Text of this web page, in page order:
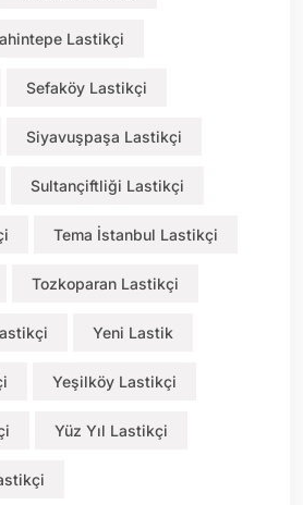
Lastikçi
Sefaköy Lastikçi
Siyavuşpaşa Lastikçi
Sultançiftliği Lastikçi
Tema İstanbul Lastikçi
Tozkoparan Lastikçi
Yeni Lastik
Yeşilköy Lastikçi
Yüz Yıl Lastikçi